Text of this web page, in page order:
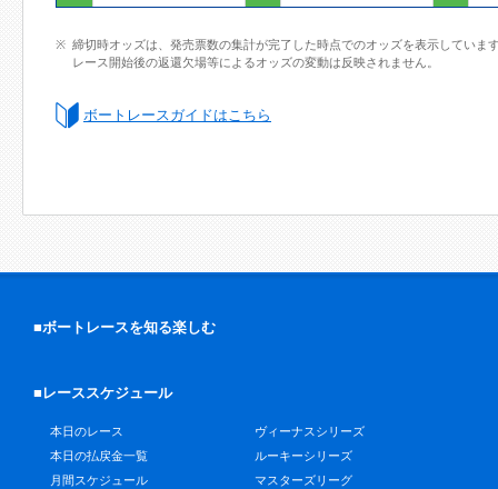
締切時オッズは、発売票数の集計が完了した時点でのオッズを表示していま
レース開始後の返還欠場等によるオッズの変動は反映されません。
ボートレースガイドはこちら
■ボートレースを知る楽しむ
■レーススケジュール
本日のレース
本日の払戻金一覧
月間スケジュール
ヴィーナスシリーズ
ルーキーシリーズ
マスターズリーグ